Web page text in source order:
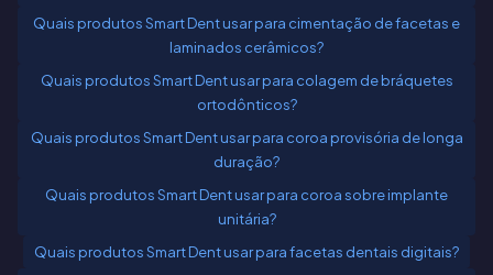
Quais produtos Smart Dent usar para cimentação de facetas e
laminados cerâmicos?
Quais produtos Smart Dent usar para colagem de bráquetes
ortodônticos?
Quais produtos Smart Dent usar para coroa provisória de longa
duração?
Quais produtos Smart Dent usar para coroa sobre implante
unitária?
Quais produtos Smart Dent usar para facetas dentais digitais?